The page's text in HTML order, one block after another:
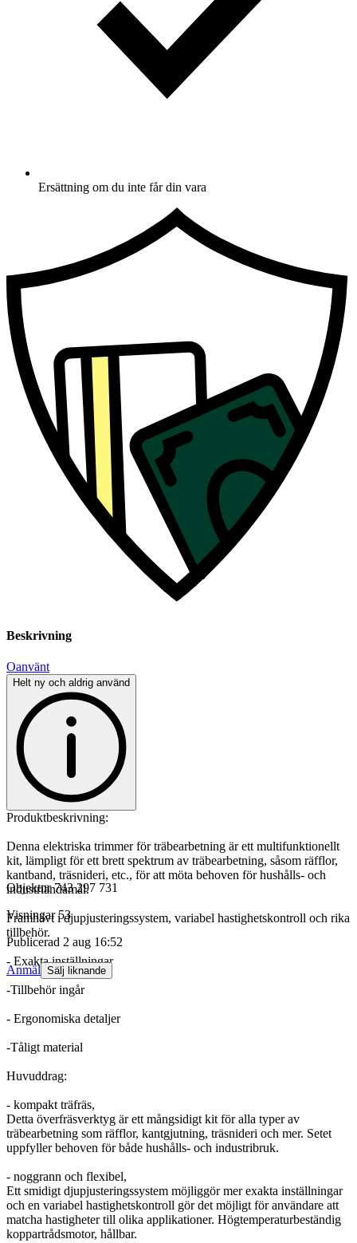
Ersättning om du inte får din vara
Beskrivning
Oanvänt
Helt ny och aldrig använd
Produktbeskrivning:
Denna elektriska trimmer för träbearbetning är ett multifunktionellt
kit, lämpligt för ett brett spektrum av träbearbetning, såsom räfflor,
kantband, träsnideri, etc., för att möta behoven för hushålls- och
industriändamål.
Framhävt i djupjusteringssystem, variabel hastighetskontroll och rika
tillbehör.
- Exakta inställningar
-Tillbehör ingår
- Ergonomiska detaljer
-Tåligt material
Huvuddrag:
- kompakt träfräs,
Detta överfräsverktyg är ett mångsidigt kit för alla typer av
träbearbetning som räfflor, kantgjutning, träsnideri och mer. Setet
uppfyller behoven för både hushålls- och industribruk.
- noggrann och flexibel,
Ett smidigt djupjusteringssystem möjliggör mer exakta inställningar
och en variabel hastighetskontroll gör det möjligt för användare att
matcha hastigheter till olika applikationer. Högtemperaturbeständig
koppartrådsmotor, hållbar.
Objektnr 743 297 731
Visningar 53
Publicerad 2 aug 16:52
Anmäl Sälj liknande